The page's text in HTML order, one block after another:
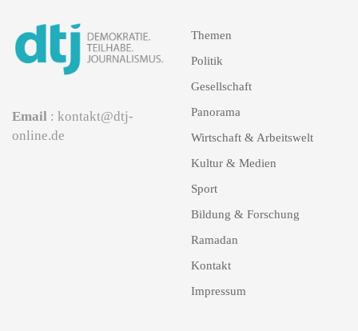
Email : kontakt@dtj-
online.de
Themen
Politik
Gesellschaft
Panorama
Wirtschaft & Arbeitswelt
Kultur & Medien
Sport
Bildung & Forschung
Ramadan
Kontakt
Impressum